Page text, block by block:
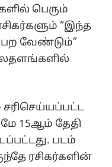
பெரும்
“இந்த
வேண்டும்”
மே 15ஆம் தேதி
படம்
ரசிகர்களின்